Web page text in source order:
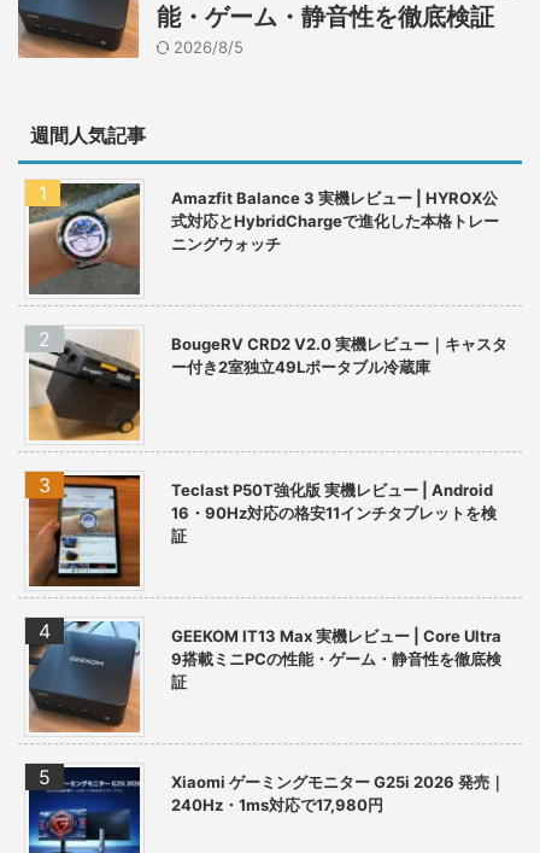
能・ゲーム・静音性を徹底検証
2026/8/5
週間人気記事
Amazfit Balance 3 実機レビュー | HYROX公
式対応とHybridChargeで進化した本格トレー
ニングウォッチ
BougeRV CRD2 V2.0 実機レビュー｜キャスタ
ー付き2室独立49Lポータブル冷蔵庫
Teclast P50T強化版 実機レビュー | Android
16・90Hz対応の格安11インチタブレットを検
証
GEEKOM IT13 Max 実機レビュー | Core Ultra
9搭載ミニPCの性能・ゲーム・静音性を徹底検
証
Xiaomi ゲーミングモニター G25i 2026 発売｜
240Hz・1ms対応で17,980円